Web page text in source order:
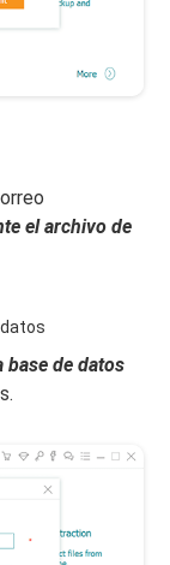
el archivo de
base de datos